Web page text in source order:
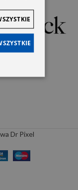
Mercedesa
Dr Pixel